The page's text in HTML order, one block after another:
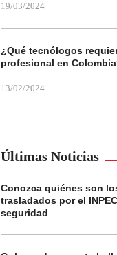
19/03/2024
¿Qué tecnólogos
profesional en
13/02/2024
Últimas Noticias
Conozca quiénes son
trasladados por el
seguridad